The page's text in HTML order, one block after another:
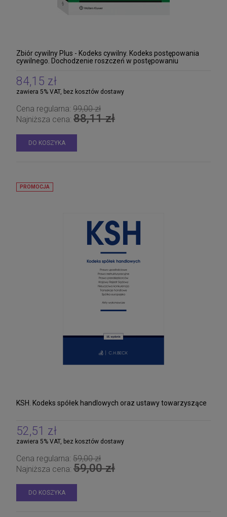
Zbiór cywilny Plus - Kodeks cywilny. Kodeks postępowania
cywilnego. Dochodzenie roszczeń w postępowaniu
międzynarodowe. Prawo właściwe dla zobowiązań
umownych (Rzym I)
84,15 zł
zawiera 5% VAT, bez kosztów dostawy
Cena regularna: 99,00 zł
Najniższa cena: 88,11 zł
DO KOSZYKA
KSH. Kodeks spółek handlowych oraz ustawy towarzyszące
52,51 zł
zawiera 5% VAT, bez kosztów dostawy
Cena regularna: 59,00 zł
Najniższa cena: 59,00 zł
DO KOSZYKA
PROMOCJA